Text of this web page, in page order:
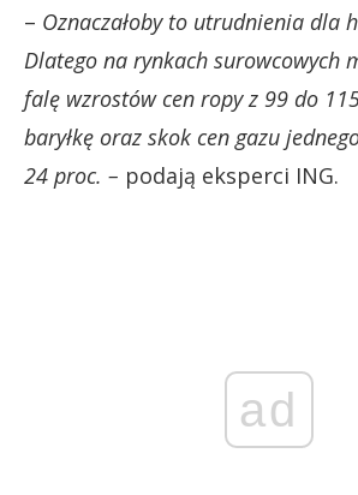
– Oznaczałoby to utrudnienia dla
Dlatego na rynkach surowcowych
falę wzrostów cen ropy z 99 do
baryłkę oraz skok cen gazu
24 proc. – podają eksperci ING.
ad